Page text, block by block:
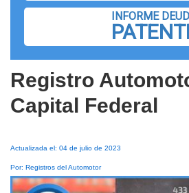
INFORME
Registro
Capital Federal
Actualizada el: 04 de julio de 2023
Por: Registros del Automotor